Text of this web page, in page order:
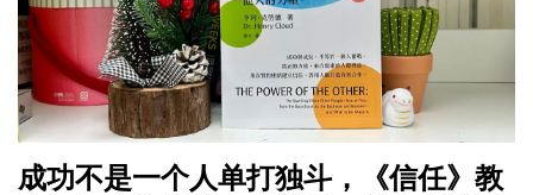
成功不是一个人单打独斗，《信任》教